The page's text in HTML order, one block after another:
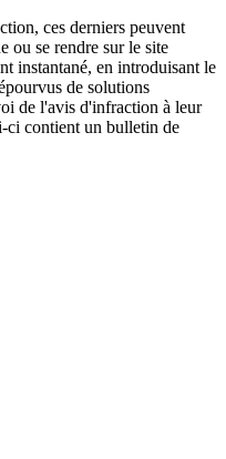
ces derniers peuvent
ou se rendre sur le site
instantané, en introduisant le
de solutions
de l'avis d'infraction à leur
ci contient un bulletin de